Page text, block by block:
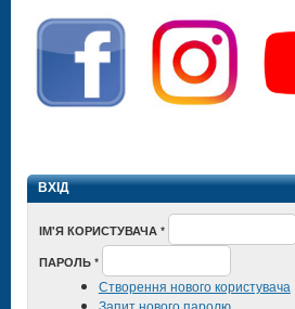
ВХІД
ІМ'Я КОРИСТУВАЧА *
ПАРОЛЬ *
Створення нового користувача
Запит нового паролю